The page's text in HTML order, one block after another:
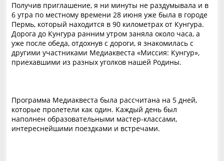
Получив приглашение, я ни минуты не раздумывала и в
6 утра по местному времени 28 июня уже была в городе
Пермь, который находится в 90 километрах от Кунгура.
Дорога до Кунгура ранним утром заняла около часа, а
уже после обеда, отдохнув с дороги, я знакомилась с
другими участниками Медиаквеста «Миссия: Кунгур»,
приехавшими из разных уголков нашей Родины.
Программа Медиаквеста была рассчитана на 5 дней,
которые пролетели как один. Каждый день был
наполнен образовательными мастер-классами,
интереснейшими поездками и встречами.